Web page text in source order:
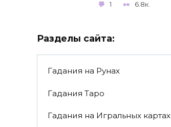
1
6.8к.
Разделы сайта:
Гадания на Рунах
Гадания Таро
Гадания на Игральных картах